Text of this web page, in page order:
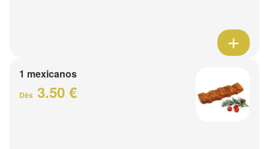
1 mexicanos
Dès 3.50 €